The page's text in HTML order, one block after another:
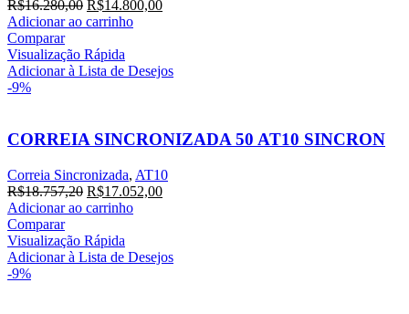
R$16.280,00 R$14.800,00
Adicionar ao carrinho
Comparar
Visualização Rápida
Adicionar à Lista de Desejos
-9%
CORREIA SINCRONIZADA 50 AT10 SINCRON
Correia Sincronizada, AT10
R$18.757,20 R$17.052,00
Adicionar ao carrinho
Comparar
Visualização Rápida
Adicionar à Lista de Desejos
-9%